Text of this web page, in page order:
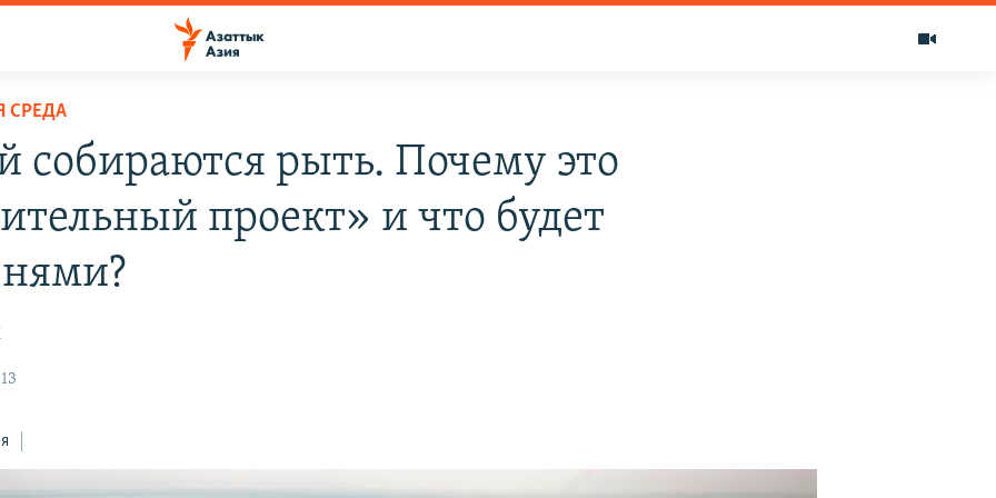
СРЕДА
собираются рыть. Почему это
проект» и что будет